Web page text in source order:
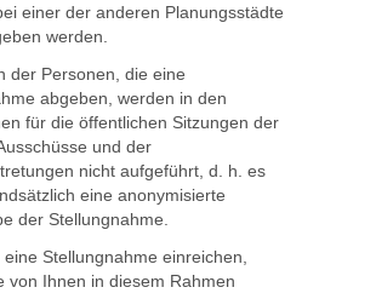
einer der anderen Planungsstädte
werden.
der Personen, die eine
abgeben, werden in den
für die öffentlichen Sitzungen der
und der
nicht aufgeführt, d. h. es
eine anonymisierte
der Stellungnahme.
eine Stellungnahme einreichen,
von Ihnen in diesem Rahmen